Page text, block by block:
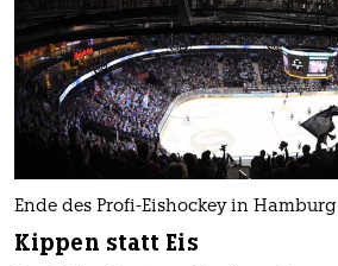
Ende des Profi-Eishockey in Hamburg
Kippen statt Eis